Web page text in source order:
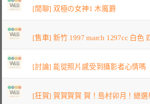
[閒聊] 双極の女神1 木魔爵
[售車] 新竹 1997 march 1297cc 白色
[討論] 能從照片感受到攝影者心情嗎
[狂賀] 賀賀賀賀 賀！島村卯月！總選